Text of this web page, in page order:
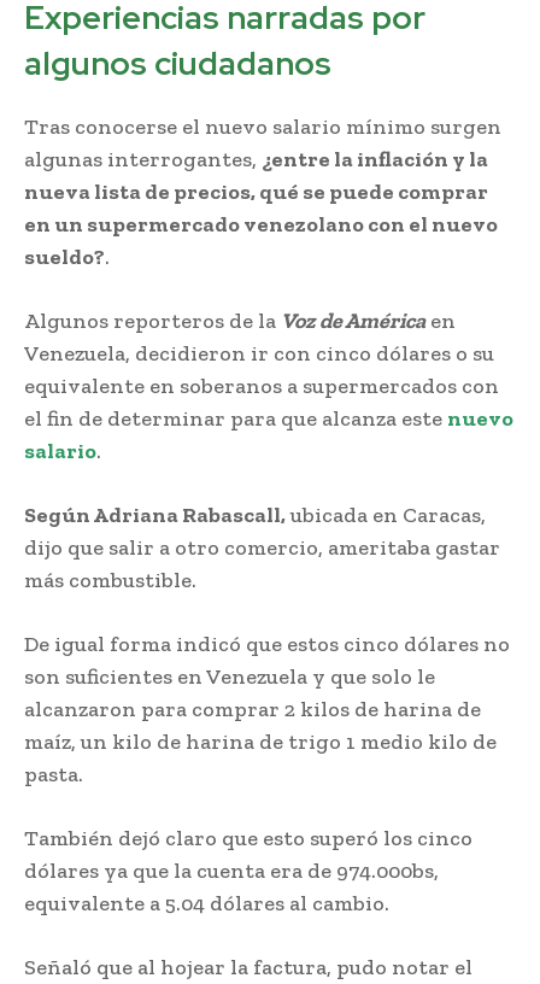
Experiencias narradas por
algunos ciudadanos
Tras conocerse el nuevo salario mínimo surgen
algunas interrogantes, ¿entre la inflación y la
nueva lista de precios, qué se puede comprar
en un supermercado venezolano con el nuevo
sueldo?.
Algunos reporteros de la Voz de Américaen
Venezuela, decidieron ir con cinco dólares o su
equivalente en soberanos a supermercados con
el fin de determinar para que alcanza este nuevo
salario.
Según Adriana Rabascall,ubicada en Caracas,
dijo que salir a otro comercio, ameritaba gastar
más combustible.
De igual forma indicó que estos cinco dólares no
son suficientes en Venezuela y que solo le
alcanzaron para comprar 2 kilos de harina de
maíz, un kilo de harina de trigo 1 medio kilo de
pasta.
También dejó claro que esto superó los cinco
dólares ya que la cuenta era de 974.000bs,
equivalente a 5.04 dólares al cambio.
Señaló que al hojear la factura, pudo notar el